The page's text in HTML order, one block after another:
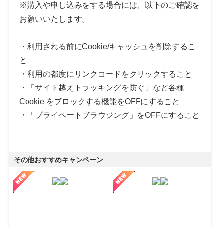
※購入や申し込みをする場合には、以下のご確認を
お願いいたします。
・利用される前にCookie/キャッシュを削除するこ
と
・利用の都度にリンクコードをクリックすること
・「サイト越えトラッキングを防ぐ」など各種
Cookie をブロックする機能をOFFにすること
・「プライベートブラウジング」をOFFにすること
その他おすすめキャンペーン